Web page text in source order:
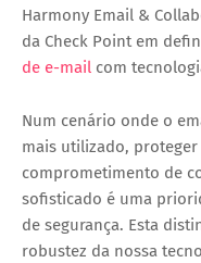
Harmony Email &
da Check Point em
de e-mail com
Num cenário onde o
mais utilizado,
comprometimento de
sofisticado é uma
de segurança. Esta
robustez da nossa